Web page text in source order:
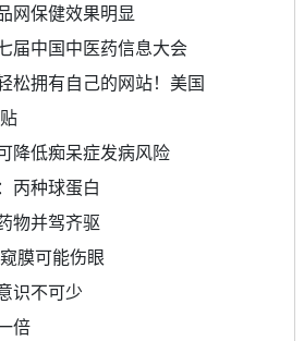
网保健效果明显
届中国中医药信息大会
松拥有自己的网站！美国
降低痴呆症发病风险
丙种球蛋白
物并驾齐驱
膜可能伤眼
识不可少
倍